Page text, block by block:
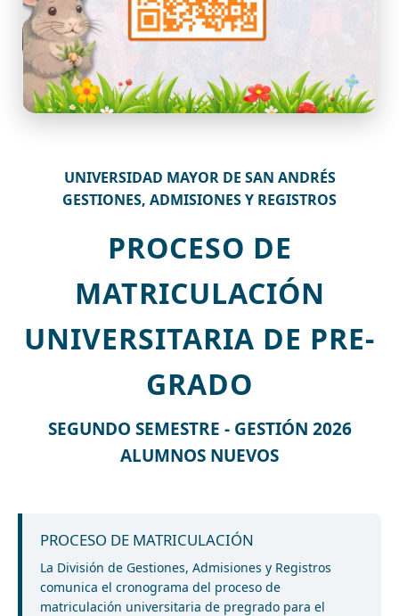
UNIVERSIDAD MAYOR DE SAN ANDRÉS
GESTIONES, ADMISIONES Y REGISTROS
PROCESO DE
MATRICULACIÓN
UNIVERSITARIA DE PRE-
GRADO
SEGUNDO SEMESTRE - GESTIÓN 2026
ALUMNOS NUEVOS
PROCESO DE MATRICULACIÓN
La División de Gestiones, Admisiones y Registros
comunica el cronograma del proceso de
matriculación universitaria de pregrado para el